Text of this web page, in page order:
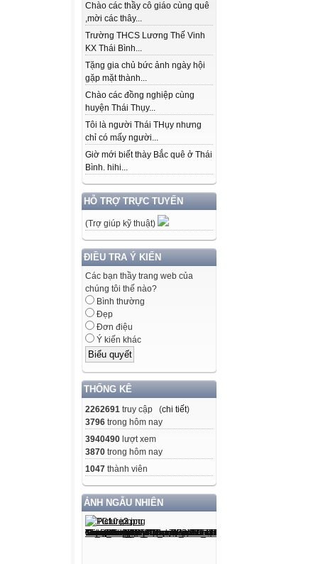
Chào các thầy cô giáo cùng quê
,mời các thây...
Trường THCS Lương Thế Vinh
KX Thái Bình...
Tặng gia chủ bức ảnh ngày hội
gặp mặt thành...
Chào các đồng nghiệp cùng
huyện Thái Thụy...
Tôi là người Thái THụy nhưng
chỉ có mấy người...
Giờ mới biết thày Bắc quê ở Thái
Bình. hihi...
HỖ TRỢ TRỰC TUYẾN
(Trợ giúp kỹ thuật)
ĐIỀU TRA Ý KIẾN
Các bạn thầy trang web của
chúng tôi thế nào?
Bình thường
Đẹp
Đơn điệu
Ý kiến khác
THỐNG KÊ
2262691 truy cập (chi tiết)
3796 trong hôm nay
3940490 lượt xem
3870 trong hôm nay
1047 thành viên
ẢNH NGẪU NHIÊN